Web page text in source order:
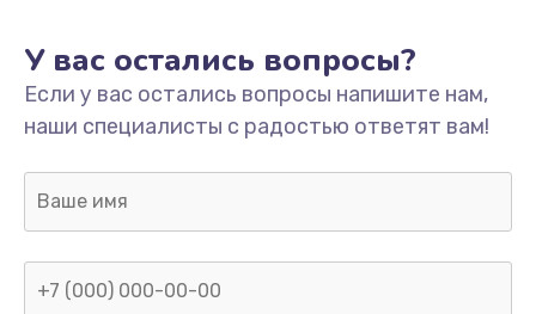
У вас остались вопросы?
Если у вас остались вопросы напишите нам,
наши специалисты с радостью ответят вам!